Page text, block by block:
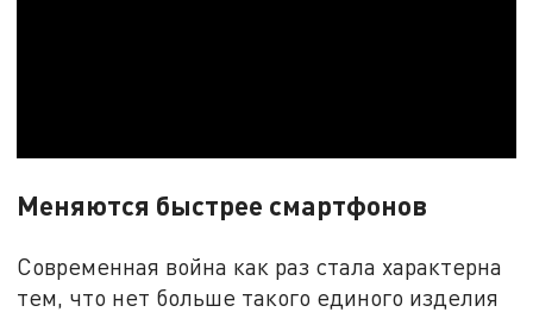
Меняются быстрее смартфонов
Современная война как раз стала характерна
тем, что нет больше такого единого изделия